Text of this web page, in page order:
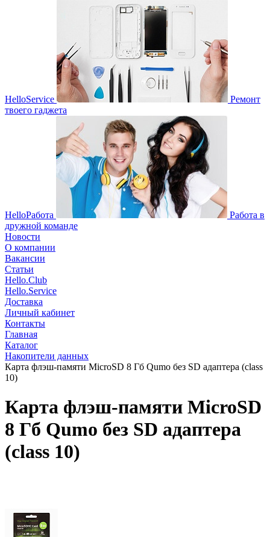
HelloService
Ремонт
твоего гаджета
HelloРабота
Работа в
дружной команде
Новости
О компании
Вакансии
Статьи
Hello.Club
Hello.Service
Доставка
Личный кабинет
Контакты
Главная
Каталог
Накопители данных
Карта флэш-памяти MicroSD 8 Гб Qumo без SD адаптера (class
10)
Карта флэш-памяти MicroSD
8 Гб Qumo без SD адаптера
(class 10)